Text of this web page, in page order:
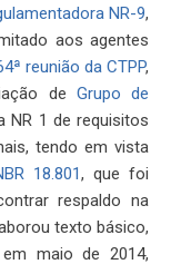
NR-9,
aos agentes
reunião da CTPP,
de Grupo de
NR 1 de requisitos
tendo em vista
18.801, que foi
respaldo na
texto básico,
maio de 2014,